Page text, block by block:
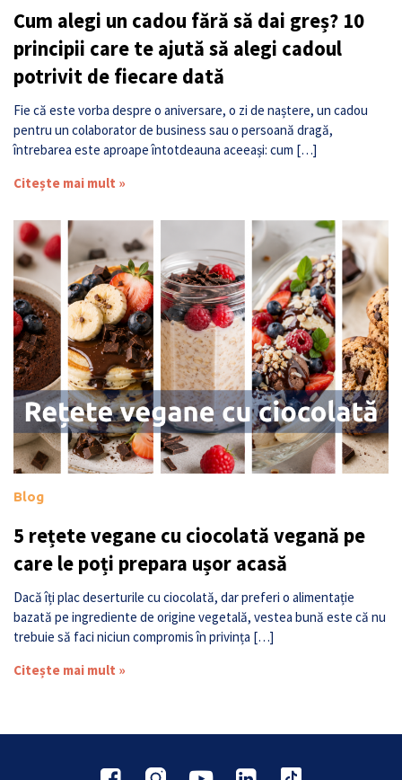
Cum alegi un cadou fără să dai greș? 10
principii care te ajută să alegi cadoul
potrivit de fiecare dată
Fie că este vorba despre o aniversare, o zi de naștere, un cadou
pentru un colaborator de business sau o persoană dragă,
întrebarea este aproape întotdeauna aceeași: cum […]
Citește mai mult »
Blog
5 rețete vegane cu ciocolată vegană pe
care le poți prepara ușor acasă
Dacă îți plac deserturile cu ciocolată, dar preferi o alimentație
bazată pe ingrediente de origine vegetală, vestea bună este că nu
trebuie să faci niciun compromis în privința […]
Citește mai mult »